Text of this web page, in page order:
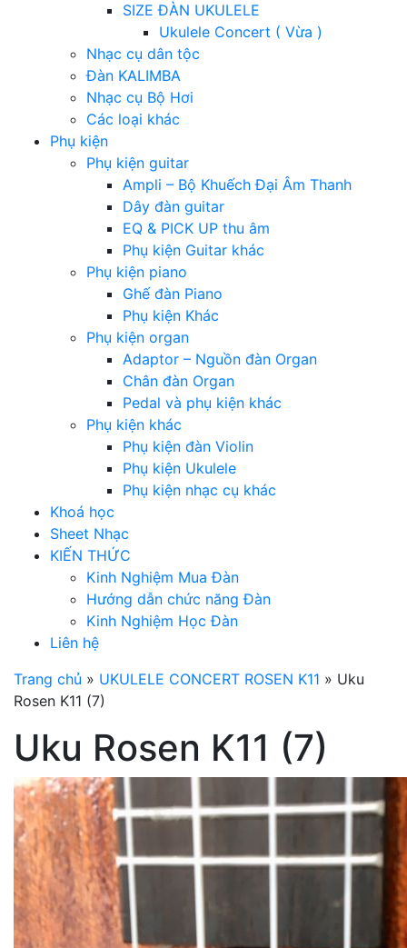
SIZE ĐÀN UKULELE
Ukulele Concert ( Vừa )
Nhạc cụ dân tộc
Đàn KALIMBA
Nhạc cụ Bộ Hơi
Các loại khác
Phụ kiện
Phụ kiện guitar
Ampli – Bộ Khuếch Đại Âm Thanh
Dây đàn guitar
EQ & PICK UP thu âm
Phụ kiện Guitar khác
Phụ kiện piano
Ghế đàn Piano
Phụ kiện Khác
Phụ kiện organ
Adaptor – Nguồn đàn Organ
Chân đàn Organ
Pedal và phụ kiện khác
Phụ kiện khác
Phụ kiện đàn Violin
Phụ kiện Ukulele
Phụ kiện nhạc cụ khác
Khoá học
Sheet Nhạc
KIẾN THỨC
Kinh Nghiệm Mua Đàn
Hướng dẫn chức năng Đàn
Kinh Nghiệm Học Đàn
Liên hệ
Trang chủ » UKULELE CONCERT ROSEN K11 » Uku
Rosen K11 (7)
Uku Rosen K11 (7)